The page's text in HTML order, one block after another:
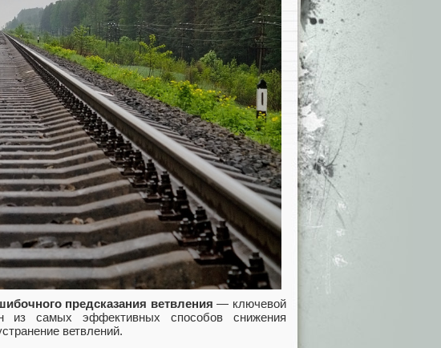
предсказания ветвления— ключевой
из самых эффективных способов снижения
ветвлений.